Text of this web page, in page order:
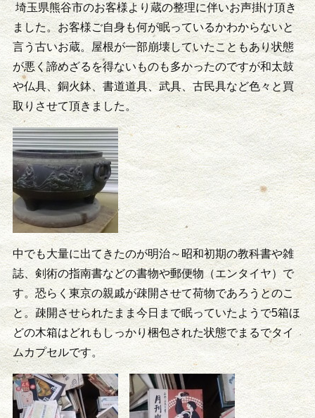
埼玉県熊谷市のお客様より蔵の整理に伴いお声掛け頂き
ました。お客様ご自身も何が眠っているかわからないと
言う古いお蔵。屋根が一部崩壊していたこともあり状態
が悪く諦めざるを得ないものも多かったのですが和太鼓
や仏具、銅火鉢、書道道具、武具、古民具など色々と買
取りさせて頂きました。
中でも大量に出てきたのが明治～昭和初期の教科書や雑
誌、剣術の指南書などの書物や郵便物（エンタイヤ）で
す。恐らく東京の親戚が疎開させて荷物であろうとのこ
と。疎開させられたまま今日まで眠っていたようで5箱ほ
どの木箱はどれもしっかり梱包された状態でまるでタイ
ムカプセルです。